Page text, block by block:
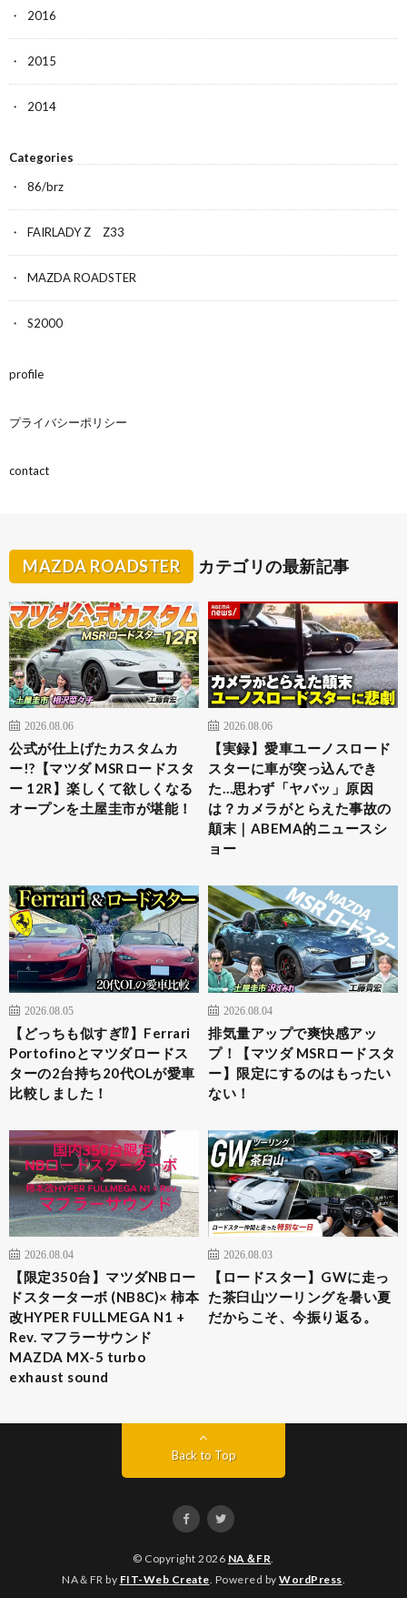
2016
2015
2014
Categories
86/brz
FAIRLADY Z Z33
MAZDA ROADSTER
S2000
profile
プライバシーポリシー
contact
MAZDA ROADSTER カテゴリの最新記事
2026.08.06
公式が仕上げたカスタムカ
ー!?【マツダ MSRロードスタ
ー 12R】楽しくて欲しくなる
オープンを土屋圭市が堪能！
2026.08.06
【実録】愛車ユーノスロード
スターに車が突っ込んでき
た…思わず「ヤバッ」原因
は？カメラがとらえた事故の
顛末｜ABEMA的ニュースシ
ョー
2026.08.05
【どっちも似すぎ⁉︎】Ferrari
Portofinoとマツダロードス
ターの2台持ち20代OLが愛車
比較しました！
2026.08.04
排気量アップで爽快感アッ
プ！【マツダ MSRロードスタ
ー】限定にするのはもったい
ない！
2026.08.04
​【限定350台】マツダNBロー
ドスターターボ (NB8C)× 柿本
改HYPER FULLMEGA N1 +
Rev. マフラーサウンド
MAZDA MX-5 turbo
exhaust sound
2026.08.03
【ロードスター】GWに走っ
た茶臼山ツーリングを暑い夏
だからこそ、今振り返る。
Back to Top
© Copyright 2026 NA＆FR.
NA＆FR by FIT-Web Create. Powered by WordPress.